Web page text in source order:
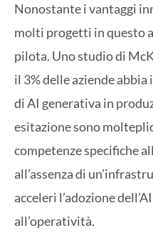
Nonostante i vantaggi
molti progetti in questo
pilota. Uno studio di
il 3% delle aziende
di AI generativa in
esitazione sono
competenze specifiche
all’assenza di
acceleri l’adozione
all’operatività.